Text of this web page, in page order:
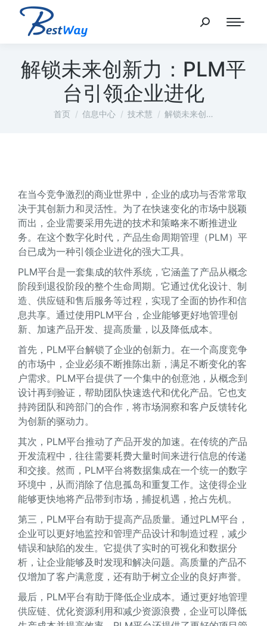
解锁未来创新力：PLM平
台引领企业进化
您在这里：
首页 信息中心 技术慧 解锁未来创…
在当今竞争激烈的商业世界中，企业的成功与否常常取
决于其创新力和灵活性。为了在快速变化的市场中脱颖
而出，企业需要采用先进的技术和策略来不断推进业
务。在这个数字化时代，产品生命周期管理（PLM）平
台已成为一种引领企业进化的强大工具。
PLM平台是一套集成的软件系统，它涵盖了产品从概念
阶段到退役阶段的整个生命周期。它通过优化设计、制
造、供应链和售后服务等过程，实现了全面的协作和信
息共享。通过使用PLM平台，企业能够更好地管理创
新、加速产品开发、提高质量，以及降低成本。
首先，PLM平台解锁了企业的创新力。在一个高度竞争
的市场中，企业必须不断推陈出新，满足不断变化的客
户需求。PLM平台提供了一个集中的创意池，从概念到
设计再到验证，帮助团队快速迭代和优化产品。它也支
持跨团队和跨部门的合作，将市场洞察和客户反馈转化
为创新的驱动力。
其次，PLM平台推动了产品开发的加速。在传统的产品
开发流程中，往往需要耗费大量时间来进行信息的传递
和交接。然而，PLM平台将数据集成在一个统一的数字
环境中，从而消除了信息孤岛和重复工作。这使得企业
能够更快地将产品带到市场，捕捉机遇，抢占先机。
第三，PLM平台有助于提高产品质量。通过PLM平台，
企业可以更好地监控和管理产品设计和制造过程，减少
错误和缺陷的发生。它提供了实时的可视化和数据分
析，让企业能够及时发现和解决问题。高质量的产品不
仅增加了客户满意度，还有助于树立企业的良好声誉。
最后，PLM平台有助于降低企业成本。通过更好地管理
供应链、优化资源利用和减少资源浪费，企业可以降低